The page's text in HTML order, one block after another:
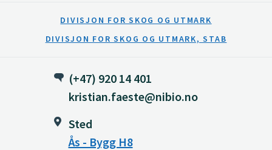
DIVISJON FOR SKOG OG UTMARK
DIVISJON FOR SKOG OG UTMARK, STAB
(+47) 920 14 401
kristian.faeste@nibio.no
Sted
Ås - Bygg H8